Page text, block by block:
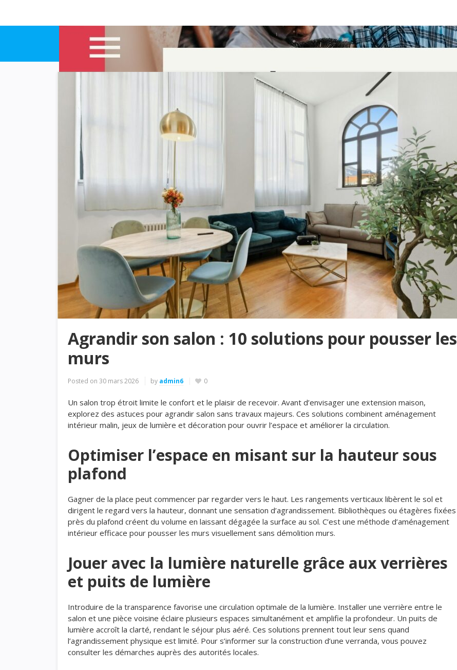
Agrandir son salon : 10 solutions pour pousser les
murs
Posted on 30 mars 2026 by admin6 0
Un salon trop étroit limite le confort et le plaisir de recevoir. Avant d’envisager une extension maison,
explorez des astuces pour agrandir salon sans travaux majeurs. Ces solutions combinent aménagement
intérieur malin, jeux de lumière et décoration pour ouvrir l’espace et améliorer la circulation.
Optimiser l’espace en misant sur la hauteur sous
plafond
Gagner de la place peut commencer par regarder vers le haut. Les rangements verticaux libèrent le sol et
dirigent le regard vers la hauteur, donnant une sensation d’agrandissement. Bibliothèques ou étagères fixées
près du plafond créent du volume en laissant dégagée la surface au sol. C’est une méthode d’aménagement
intérieur efficace pour pousser les murs visuellement sans démolition murs.
Jouer avec la lumière naturelle grâce aux verrières
et puits de lumière
Introduire de la transparence favorise une circulation optimale de la lumière. Installer une verrière entre le
salon et une pièce voisine éclaire plusieurs espaces simultanément et amplifie la profondeur. Un puits de
lumière accroît la clarté, rendant le séjour plus aéré. Ces solutions prennent tout leur sens quand
l’agrandissement physique est limité. Pour s’informer sur la construction d’une verranda, vous pouvez
consulter les démarches auprès des autorités locales.